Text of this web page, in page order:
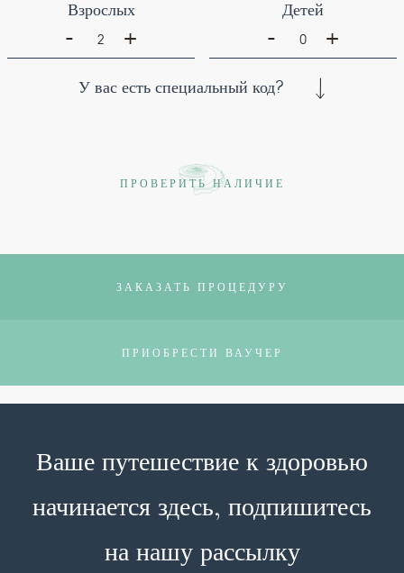
Взрослых
2
- +
Детей
0
- +
У вас есть специальный код?
ПРОВЕРИТЬ НАЛИЧИЕ
ЗАКАЗАТЬ ПРОЦЕДУРУ
ПРИОБРЕСТИ ВАУЧЕР
Ваше путешествие к здоровью
начинается здесь, подпишитесь
на нашу рассылку